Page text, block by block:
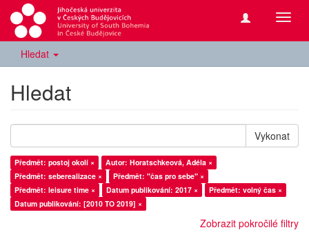
Hledat
Hledat
Vykonat
Předmět: postoj okolí ×
Autor: Horatschkeová, Adéla ×
Předmět: seberealizace ×
Předmět: "čas pro sebe" ×
Předmět: leisure time ×
Datum publikování: 2017 ×
Předmět: volný čas ×
Datum publikování: [2010 TO 2019] ×
Zobrazit pokročilé filtry